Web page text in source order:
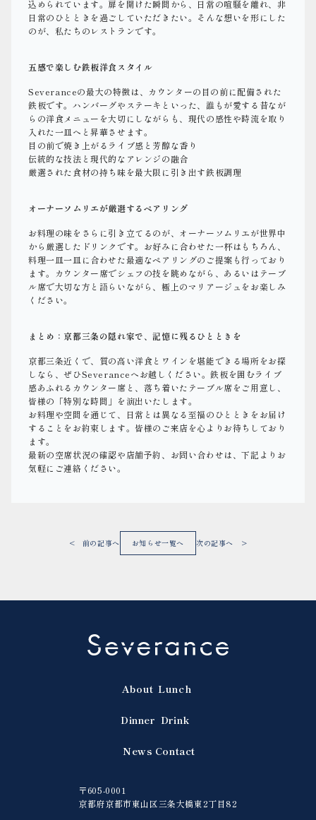
込められています。扉を開けた瞬間から、日常の喧騒を離れ、非
日常のひとときを過ごしていただきたい。そんな想いを形にした
のが、私たちのレストランです。
五感で楽しむ鉄板洋食スタイル
Severanceの最大の特徴は、カウンターの目の前に配備された
鉄板です。ハンバーグやステーキといった、誰もが愛する昔なが
らの洋食メニューを大切にしながらも、現代の感性や時流を取り
入れた一皿へと昇華させます。
目の前で焼き上がるライブ感と芳醇な香り
伝統的な技法と現代的なアレンジの融合
厳選された食材の持ち味を最大限に引き出す鉄板調理
オーナーソムリエが厳選するペアリング
お料理の味をさらに引き立てるのが、オーナーソムリエが世界中
から厳選したドリンクです。お好みに合わせた一杯はもちろん、
料理一皿一皿に合わせた最適なペアリングのご提案も行っており
ます。カウンター席でシェフの技を眺めながら、あるいはテーブ
ル席で大切な方と語らいながら、極上のマリアージュをお楽しみ
ください。
まとめ：京都三条の隠れ家で、記憶に残るひとときを
京都三条近くで、質の高い洋食とワインを堪能できる場所をお探
しなら、ぜひSeveranceへお越しください。鉄板を囲むライブ
感あふれるカウンター席と、落ち着いたテーブル席をご用意し、
皆様の「特別な時間」を演出いたします。
お料理や空間を通じて、日常とは異なる至福のひとときをお届け
することをお約束します。皆様のご来店を心よりお待ちしており
ます。
最新の空席状況の確認や店舗予約、お問い合わせは、下記よりお
気軽にご連絡ください。
< 前の記事へ お知らせ一覧へ 次の記事へ >
About
Dinner
News
Lunch
Drink
Contact
〒605-0001
京都府京都市東山区三条大橋東2丁目82